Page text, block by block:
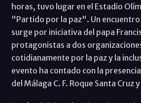
horas, tuvo lugar en el Estadio
"Partido por la paz". Un
surge por iniciativa del papa
protagonistas a dos
cotidianamente por la paz y la
evento ha contado con la
del Málaga C. F. Roque Santa Cruz